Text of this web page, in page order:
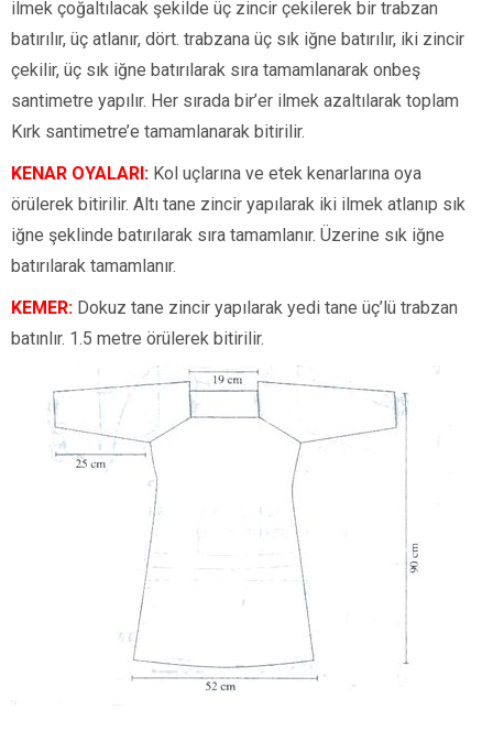
ilmek çoğaltılacak şekilde üç zincir çekilerek bir trabzan
batırılır, üç atlanır, dört. trabzana üç sık iğne batırılır, iki zincir
çekilir, üç sık iğne batırılarak sıra tamamlanarak onbeş
santimetre yapılır. Her sırada bir’er ilmek azaltılarak toplam
Kırk santimetre’e tamamlanarak bitirilir.
KENAR OYALARI: Kol uçlarına ve etek kenarlarına oya
örülerek bitirilir. Altı tane zincir yapılarak iki ilmek atlanıp sık
iğne şeklinde batırılarak sıra tamamlanır. Üzerine sık iğne
batırılarak tamamlanır.
KEMER: Dokuz tane zincir yapılarak yedi tane üç’lü trabzan
batınlır. 1.5 metre örülerek bitirilir.